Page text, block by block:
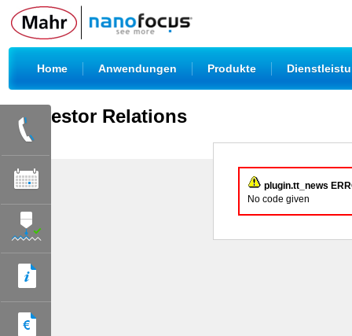
Home Anwendungen Produkte
Investor Relations
plugin.tt_news
No code given